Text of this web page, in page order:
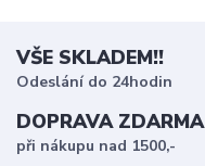
VŠE SKLADEM!!
Odeslání do 24hodin
DOPRAVA ZDARMA
při nákupu nad 1500,-